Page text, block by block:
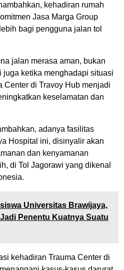
kehadiran rumah
Jasa Marga Group
bagi pengguna jalan tol
jalan merasa aman, bukan
juga ketika menghadapi situasi
Center di Travoy Hub menjadi
keselamatan dan
adanya fasilitas
Hospital ini, disinyalir akan
dan kenyamanan
di Tol Jagorawi yang dikenal
Universitas Brawijaya,
Penentu Kuatnya Suatu
kehadiran Trauma Center di